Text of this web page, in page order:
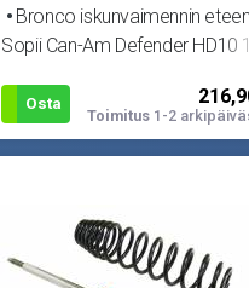
Bronco iskunvaimennin
Sopii Can-Am Defender HD10
Defender HD10 Max 17-
Osta
Toimitus1-2